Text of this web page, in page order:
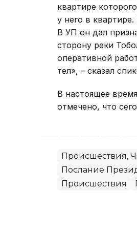
квартире
у него в
В УП он дал
сторону реки
оперативной
тел», – сказал
В настоящее
отмечено, что
Происшествия,
Послание
Происшествия